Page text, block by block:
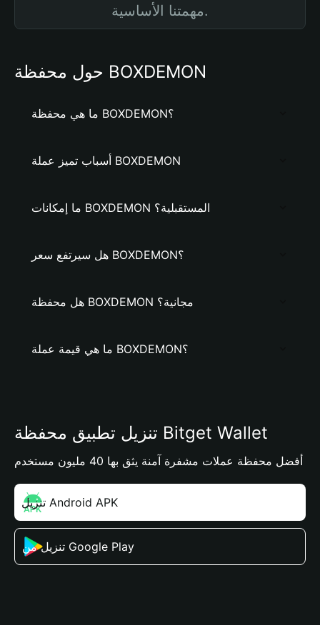
مهمتنا الأساسية.
حول محفظة BOXDEMON
ما هي محفظة BOXDEMON؟
أسباب تميز عملة BOXDEMON
ما إمكانات BOXDEMON المستقبلية؟
هل سيرتفع سعر BOXDEMON؟
هل محفظة BOXDEMON مجانية؟
ما هي قيمة عملة BOXDEMON؟
تنزيل تطبيق محفظة Bitget Wallet
أفضل محفظة عملات مشفرة آمنة يثق بها 40 مليون مستخدم
تنزيل Android APK
تنزيل من Google Play